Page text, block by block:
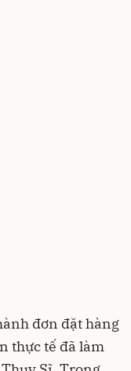
đơn đặt hàng
thực tế đã làm